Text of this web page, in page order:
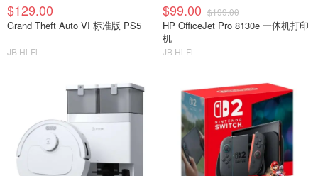
$129.00
Grand Theft Auto VI 标准版 PS5
JB Hi-Fi
$99.00 $199.00
HP OfficeJet Pro 8130e 一体机打印
机
JB Hi-Fi